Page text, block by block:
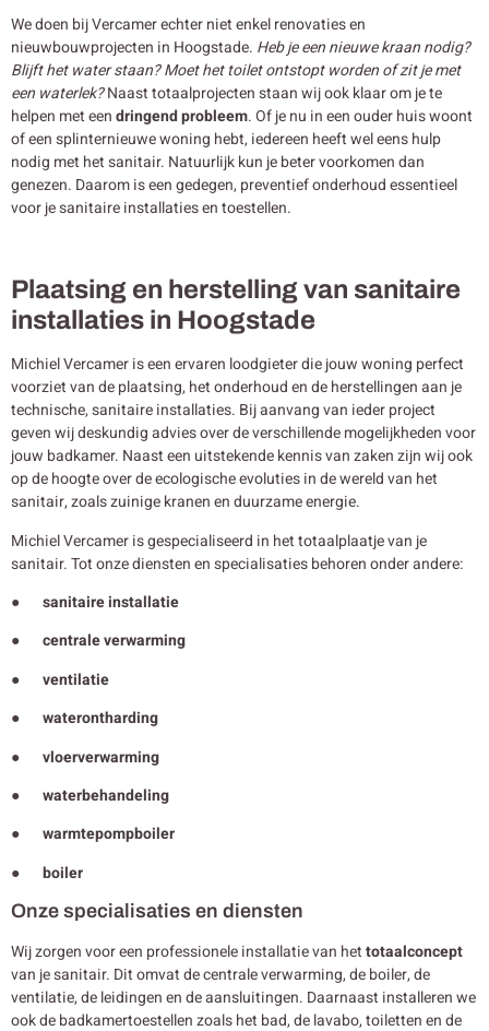
We doen bij Vercamer echter niet enkel renovaties en
nieuwbouwprojecten in Hoogstade. Heb je een nieuwe kraan nodig?
Blijft het water staan? Moet het toilet ontstopt worden of zit je met
een waterlek?Naast totaalprojecten staan wij ook klaar om je te
helpen met eendringend probleem. Of je nu in een ouder huis woont
of een splinternieuwe woning hebt, iedereen heeft wel eens hulp
nodig met het sanitair. Natuurlijk kun je beter voorkomen dan
genezen. Daarom is een gedegen, preventief onderhoud essentieel
voor je sanitaire installaties en toestellen.
Plaatsing en herstelling van sanitaire
installaties in Hoogstade
Michiel Vercamer is een ervaren loodgieter die jouw woning perfect
voorziet van de plaatsing, het onderhoud en de herstellingen aan je
technische, sanitaire installaties. Bij aanvang van ieder project
geven wij deskundig advies over de verschillende mogelijkheden voor
jouw badkamer. Naast een uitstekende kennis van zaken zijn wij ook
op de hoogte over de ecologische evoluties in de wereld van het
sanitair, zoals zuinige kranen en duurzame energie.
Michiel Vercamer is gespecialiseerd in het totaalplaatje van je
sanitair. Tot onze diensten en specialisaties behoren onder andere:
● sanitaire installatie
● centrale verwarming
● ventilatie
● waterontharding
● vloerverwarming
● waterbehandeling
● warmtepompboiler
● boiler
Onze specialisaties en diensten
Wij zorgen voor een professionele installatie van hettotaalconcept
van je sanitair. Dit omvat de centrale verwarming, de boiler, de
ventilatie, de leidingen en de aansluitingen. Daarnaast installeren we
ook de badkamertoestellen zoals het bad, de lavabo, toiletten en de